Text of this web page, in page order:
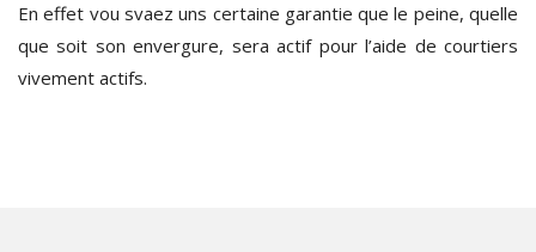
En effet vou svaez uns certaine garantie que le peine, quelle
que soit son envergure, sera actif pour l’aide de courtiers
vivement actifs.